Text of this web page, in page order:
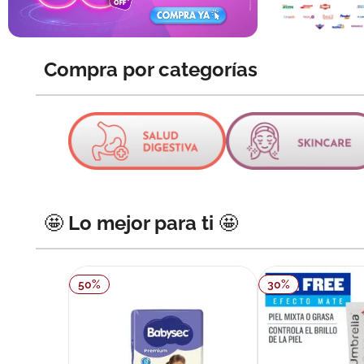
Compra por categorías
🤩 Lo mejor para ti 🤩
50% 30%
10.pañales